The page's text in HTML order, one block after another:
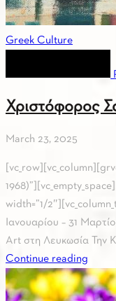
Greek Culture
Χριστόφορος
March 23, 2025
width=”1/
Ιανουαρίου – 31
Art στη Λευκωσία Την
Continue reading